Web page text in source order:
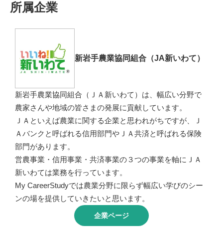
所属企業
新岩手農業協同組合（JA新いわて）
新岩手農業協同組合（ＪＡ新いわて）は、幅広い分野で
農家さんや地域の皆さまの発展に貢献しています。
ＪＡといえば農業に関する企業と思われがちですが、Ｊ
Ａバンクと呼ばれる信用部門やＪＡ共済と呼ばれる保険
部門があります。
営農事業・信用事業・共済事業の３つの事業を軸にＪＡ
新いわては業務を行っています。
My CareerStudyでは農業分野に限らず幅広い学びのシー
ンの場を提供していきたいと思います。
企業ページ